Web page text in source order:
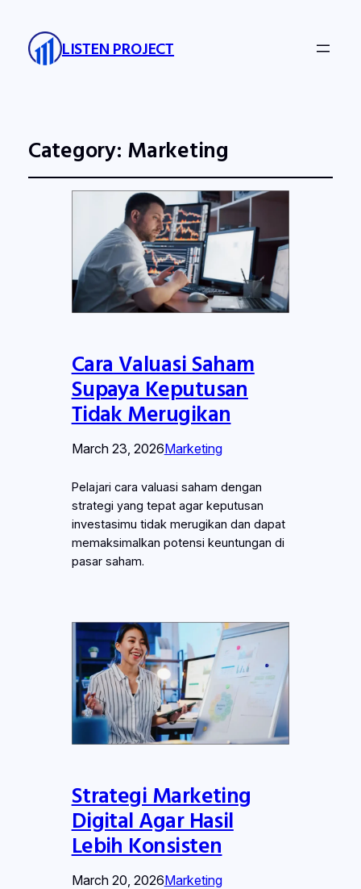
LISTEN PROJECT
Category: Marketing
Cara Valuasi Saham
Supaya Keputusan
Tidak Merugikan
March 23, 2026Marketing
Pelajari cara valuasi saham dengan
strategi yang tepat agar keputusan
investasimu tidak merugikan dan dapat
memaksimalkan potensi keuntungan di
pasar saham.
Strategi Marketing
Digital Agar Hasil
Lebih Konsisten
March 20, 2026Marketing